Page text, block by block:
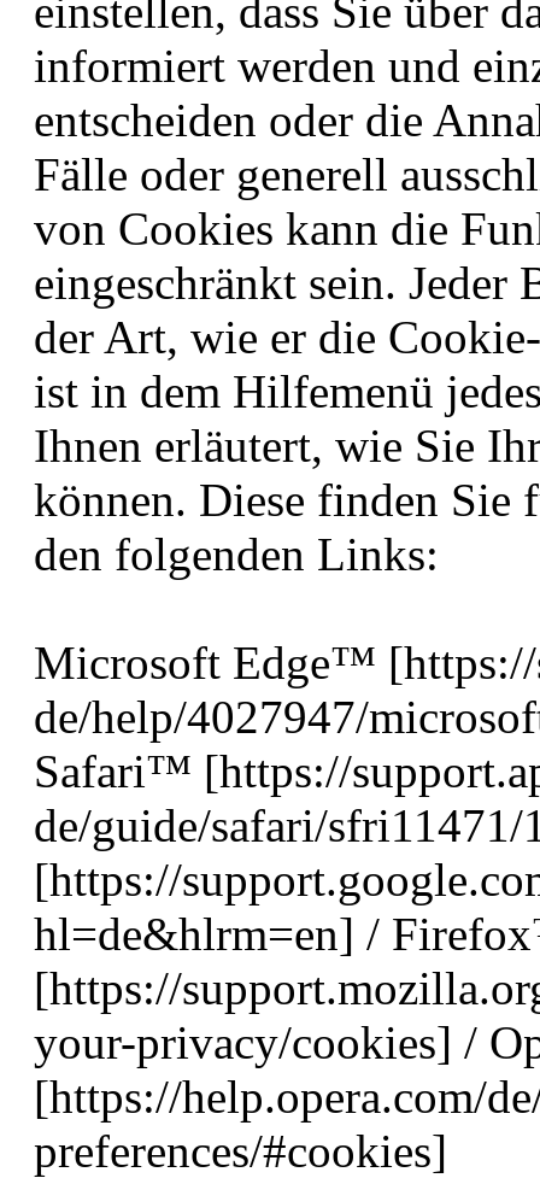
einstellen, dass Sie über
informiert werden und
entscheiden oder die
Fälle oder generell
von Cookies kann die
eingeschränkt sein. Jeder
der Art, wie er die
ist in dem Hilfemenü
Ihnen erläutert, wie Sie
können. Diese finden Sie
den folgenden Links:
Microsoft Edge™
de/help/4027947/
Safari™ [https://
de/guide/safari/
[https://
hl=de&hlrm=en] /
[https://
your-privacy/cookies] /
[https://help.opera.com/
preferences/#cookies]